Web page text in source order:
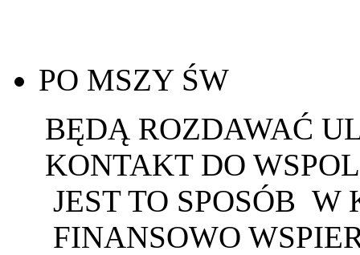
PO MSZY ŚW
BĘDĄ ROZDAWAĆ
KONTAKT DO
JEST TO SPOSÓB
FINANSOWO